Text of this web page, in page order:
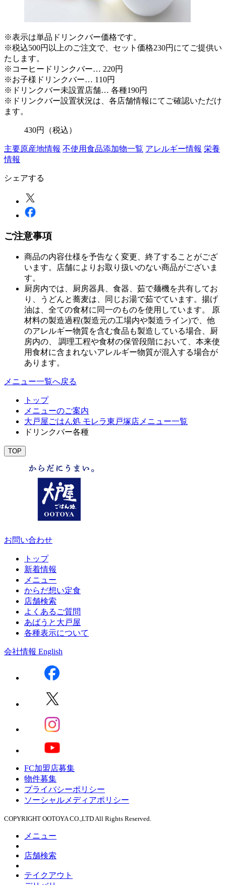
※表示は単品ドリンクバー価格です。
※税込500円以上のご注文で、セット価格230円にてご提供い
たします。
※コーヒードリンクバー… 220円
※お子様ドリンクバー… 110円
※ドリンクバー未設置店舗… 各種190円
※ドリンクバー設置状況は、各店舗情報にてご確認いただけ
ます。
430円 （税込）
主要原産地情報 不使用食品添加物一覧 アレルギー情報 栄養
情報
シェアする
ご注意事項
商品の内容仕様を予告なく変更、終了することがござ
います。店舗によりお取り扱いのない商品がございま
す。
厨房内では、厨房器具、食器、茹で麺機を共有してお
り、うどんと蕎麦は、同じお湯で茹でています。揚げ
油は、全ての食材に同一のものを使用しています。 原
材料の製造過程(製造元の工場内や製造ライン)で、他
のアレルギー物質を含む食品も製造している場合、厨
房内の、 調理工程や食材の保管段階において、本来使
用食材に含まれないアレルギー物質が混入する場合が
あります。
メニュー一覧へ戻る
トップ
メニューのご案内
大戸屋ごはん処 モレラ東戸塚店メニュー一覧
ドリンクバー各種
TOP
お問い合わせ
トップ
新着情報
メニュー
からだ想い定食
店舗検索
よくあるご質問
あばうと大戸屋
各種表示について
会社情報 English
FC加盟店募集
物件募集
プライバシーポリシー
ソーシャルメディアポリシー
COPYRIGHT OOTOYA CO.,LTD All Rights Reserved.
メニュー
店舗検索
テイクアウト